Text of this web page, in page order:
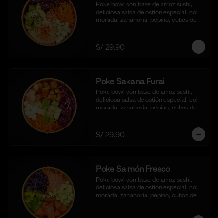
Poke bowl con base de arroz sushi,
deliciosa salsa de ostión especial, col
morada, zanahoria, pepino, cubos de
S/ 29.90
Poke Sakana Furai
Poke bowl con base de arroz sushi,
deliciosa salsa de ostión especial, col
morada, zanahoria, pepino, cubos de
S/ 29.90
Poke Salmón Fresco
Poke bowl con base de arroz sushi,
deliciosa salsa de ostión especial, col
morada, zanahoria, pepino, cubos de